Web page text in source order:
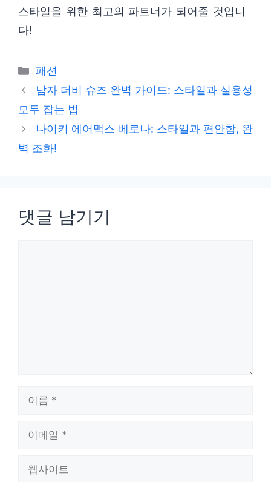
스타일을 위한 최고의 파트너가 되어줄 것입니
다!
카
테
리
패션
남자 더비 슈즈 완벽 가이드: 스타일과 실용성
모두 잡는 법
나이키 에어맥스 베로나: 스타일과 편안함, 완
벽 조화!
댓글 남기기